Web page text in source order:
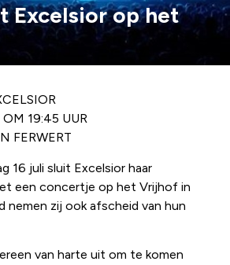
Excelsior op het
19:45 UUR
FERWERT
16 juli sluit Excelsior haar
een concertje op het Vrijhof in
nemen zij ook afscheid van hun
van harte uit om te komen